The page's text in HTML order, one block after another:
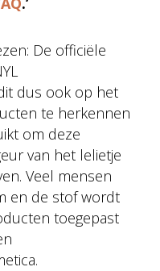
De officiële
dus ook op het
te herkennen
om deze
van het lelietje
Veel mensen
en de stof wordt
toegepast